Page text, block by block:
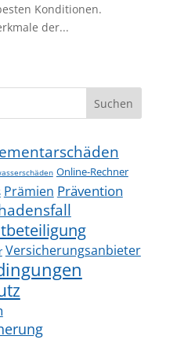
Konditionen.
der...
Suchen
Online-Rechner
Prämien Prävention
Versicherungsanbieter